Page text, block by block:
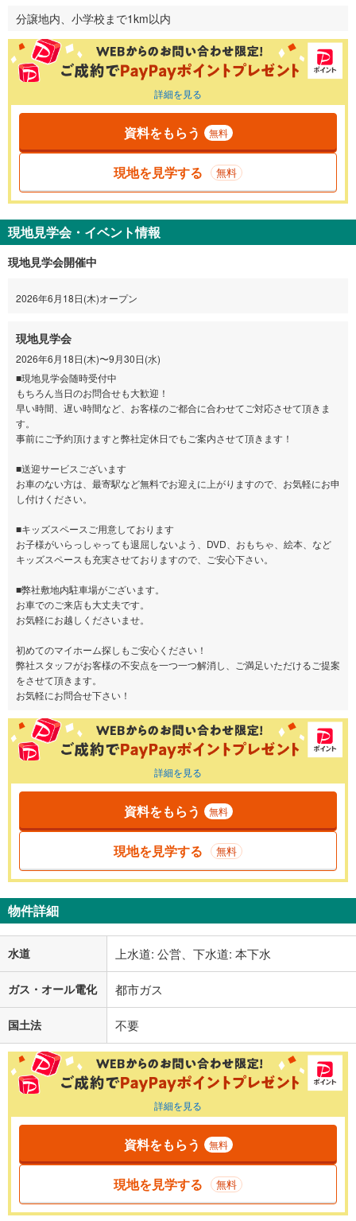
分譲地内、小学校まで1km以内
詳細を見る
資料をもらう 無料
現地を見学する 無料
現地見学会・イベント情報
現地見学会開催中
2026年6月18日(木)オープン
現地見学会
2026年6月18日(木)〜9月30日(水)
■現地見学会随時受付中
もちろん当日のお問合せも大歓迎！
早い時間、遅い時間など、お客様のご都合に合わせてご対応させて頂きま
す。
事前にご予約頂けますと弊社定休日でもご案内させて頂きます！
■送迎サービスございます
お車のない方は、最寄駅など無料でお迎えに上がりますので、お気軽にお申
し付けください。
■キッズスペースご用意しております
お子様がいらっしゃっても退屈しないよう、DVD、おもちゃ、絵本、など
キッズスペースも充実させておりますので、ご安心下さい。
■弊社敷地内駐車場がございます。
お車でのご来店も大丈夫です。
お気軽にお越しくださいませ。
初めてのマイホーム探しもご安心ください！
弊社スタッフがお客様の不安点を一つ一つ解消し、ご満足いただけるご提案
をさせて頂きます。
お気軽にお問合せ下さい！
詳細を見る
資料をもらう 無料
現地を見学する 無料
物件詳細
水道 上水道: 公営、下水道: 本下水
ガス・オール電化 都市ガス
国土法 不要
詳細を見る
資料をもらう 無料
現地を見学する 無料